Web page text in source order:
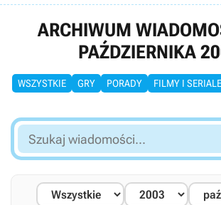
ARCHIWUM
PAŹDZIERNIKA
WSZYSTKIE GRY PORADY FILMY I SERIALE
Szukaj
wiadomości...